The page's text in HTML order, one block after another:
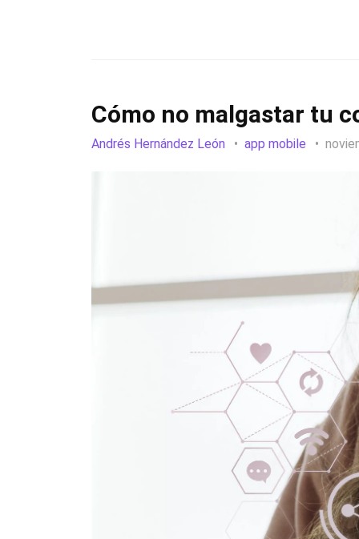
Cómo no malgastar tu
Andrés Hernández León app mobile